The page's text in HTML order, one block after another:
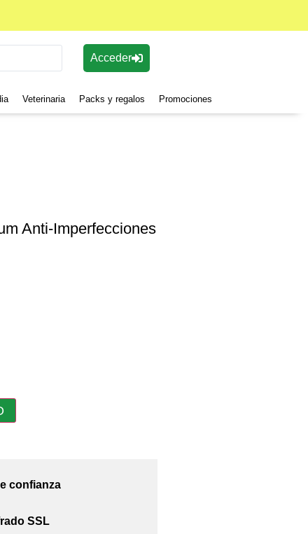
Acceder
Veterinaria Packs y regalos Promociones
Anti-Imperfecciones
confianza
SSL